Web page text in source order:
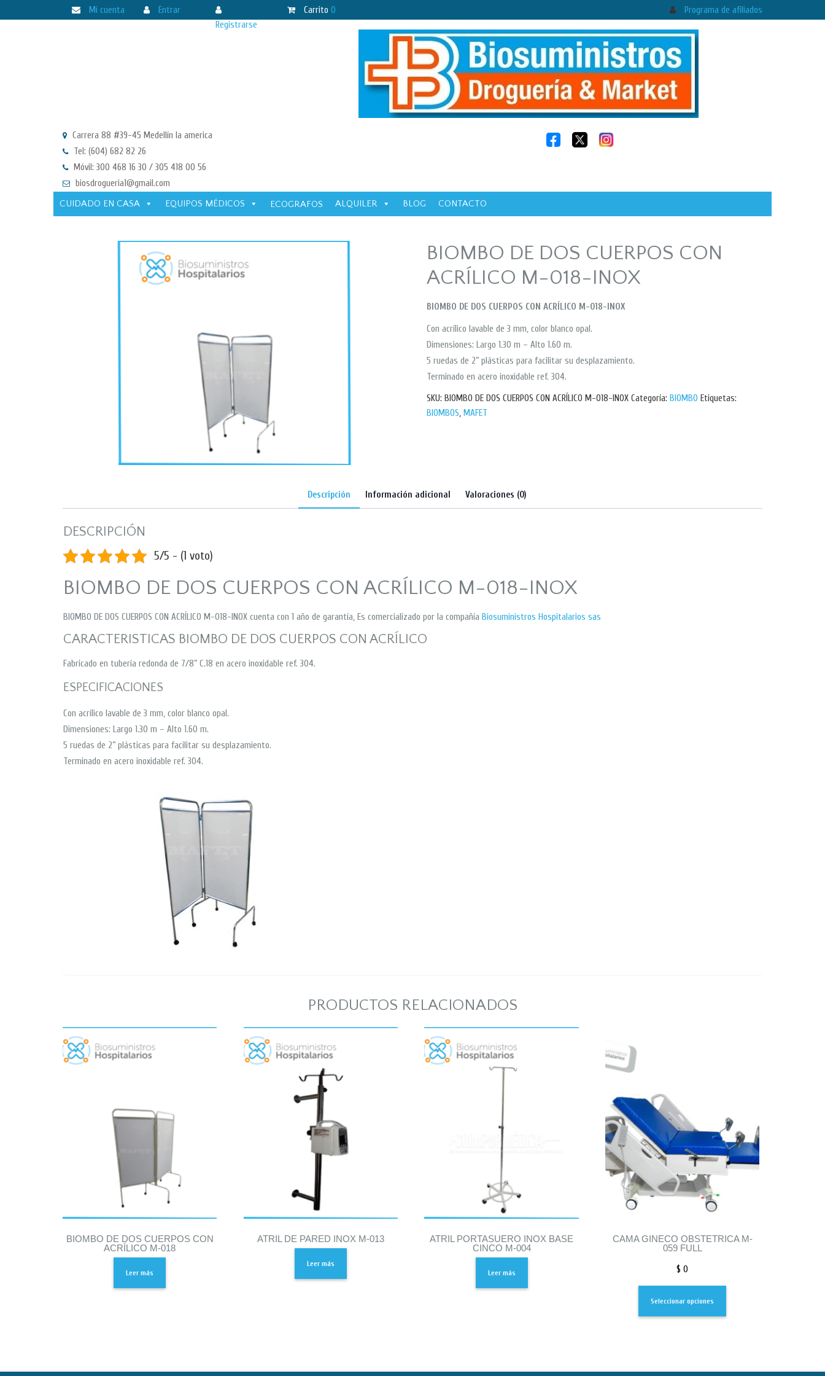
Mi cuenta
Entrar
Registrarse
Carrito 0 Programa de afiliados
Carrera 88 #39-45 Medellín la america
Tel: (604) 682 82 26
Móvil: 300 468 16 30 / 305 418 00 56
biosdrogueria1@gmail.com
CUIDADO EN CASA
EQUIPOS MÉDICOS ECOGRAFOS ALQUILER BLOG CONTACTO
BIOMBO DE DOS CUERPOS CON
ACRÍLICO M-018-INOX
BIOMBO DE DOS CUERPOS CON ACRÍLICO M-018-INOX
Con acrílico lavable de 3 mm, color blanco opal.
Dimensiones: Largo 1.30 m – Alto 1.60 m.
5 ruedas de 2” plásticas para facilitar su desplazamiento.
Terminado en acero inoxidable ref. 304.
SKU: BIOMBO DE DOS CUERPOS CON ACRÍLICO M-018-INOX Categoría: BIOMBO Etiquetas:
BIOMBOS, MAFET
Descripción Información adicional Valoraciones (0)
DESCRIPCIÓN
5/5 - (1 voto)
BIOMBO DE DOS CUERPOS CON ACRÍLICO M-018-INOX
BIOMBO DE DOS CUERPOS CON ACRÍLICO M-018-INOX cuenta con 1 año de garantía, Es comercializado por la compañía Biosuministros Hospitalarios sas
CARACTERISTICAS BIOMBO DE DOS CUERPOS CON ACRÍLICO
Fabricado en tubería redonda de 7/8” C.18 en acero inoxidable ref. 304.
ESPECIFICACIONES
Con acrílico lavable de 3 mm, color blanco opal.
Dimensiones: Largo 1.30 m – Alto 1.60 m.
5 ruedas de 2” plásticas para facilitar su desplazamiento.
Terminado en acero inoxidable ref. 304.
PRODUCTOS RELACIONADOS
BIOMBO DE DOS CUERPOS CON
ACRÍLICO M-018
Leer más
ATRIL DE PARED INOX M-013
Leer más
ATRIL PORTASUERO INOX BASE
CINCO M-004
Leer más
CAMA GINECO OBSTETRICA M-
059 FULL
$ 0
Seleccionar opciones